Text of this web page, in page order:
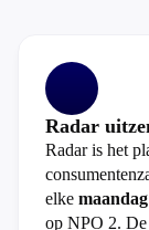
Radar
Radar is het
elke
op NPO 2. De